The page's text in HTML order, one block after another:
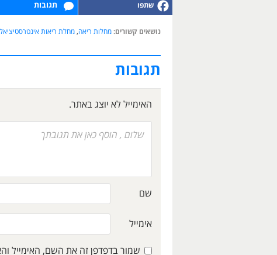
תגובות
נושאים קשורים: מחלות ריאה,מחלת ריאות
תגובות
האימייל לא יוצג באתר.
שם
אימייל
שמור בדפדפן זה את השם, האימייל